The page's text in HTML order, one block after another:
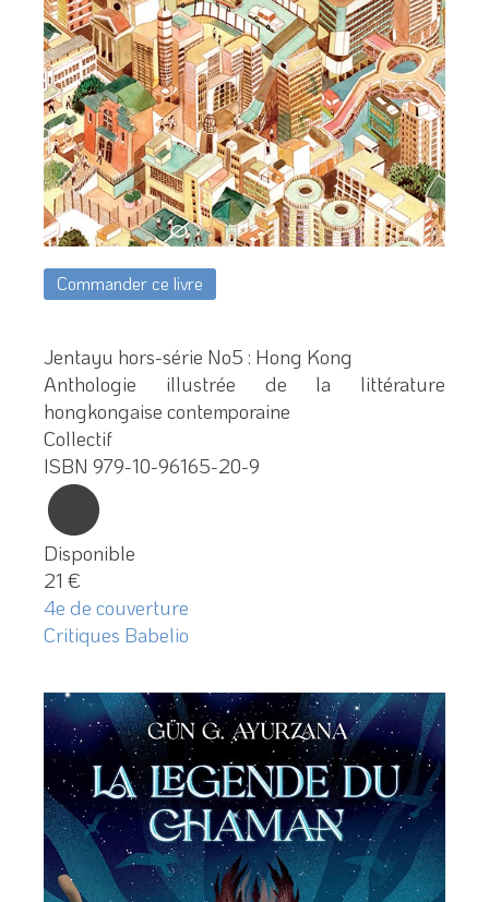
Commander ce livre
Jentayu hors-série No5 : Hong Kong
Anthologie illustrée de la littérature
hongkongaise contemporaine
Collectif
ISBN 979-10-96165-20-9
Disponible
21 €
4e de couverture
Critiques Babelio